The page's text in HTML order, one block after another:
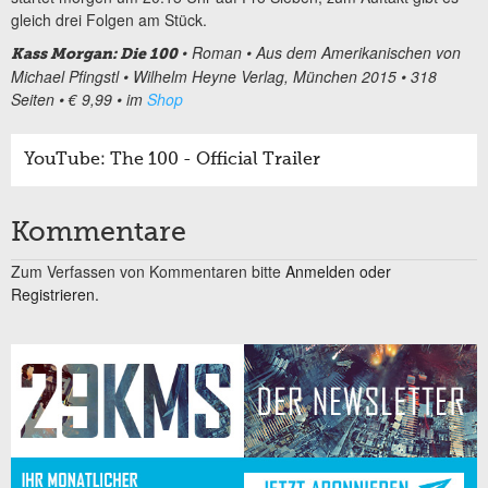
gleich drei Folgen am Stück.
Kass Morgan: Die 100 • Roman • Aus dem Amerikanischen von
Michael Pfingstl • Wilhelm Heyne Verlag, München 2015 • 318
Seiten • € 9,99 • im Shop
YouTube: The 100 - Official Trailer
Kommentare
Zum Verfassen von Kommentaren bitte Anmelden oder
Registrieren.